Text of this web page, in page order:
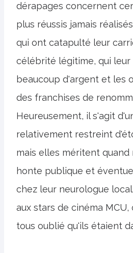
dérapages concernent
plus réussis jamais
qui ont catapulté leur
célébrité légitime, qui leur
beaucoup d'argent et les
des franchises de
Heureusement, il s'agit
relativement restreint
mais elles méritent quand
honte publique et
chez leur neurologue
aux stars de cinéma
tous oublié qu'ils étaient